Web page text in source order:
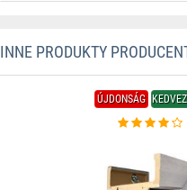
INNE PRODUKTY
ÚJDONSÁG